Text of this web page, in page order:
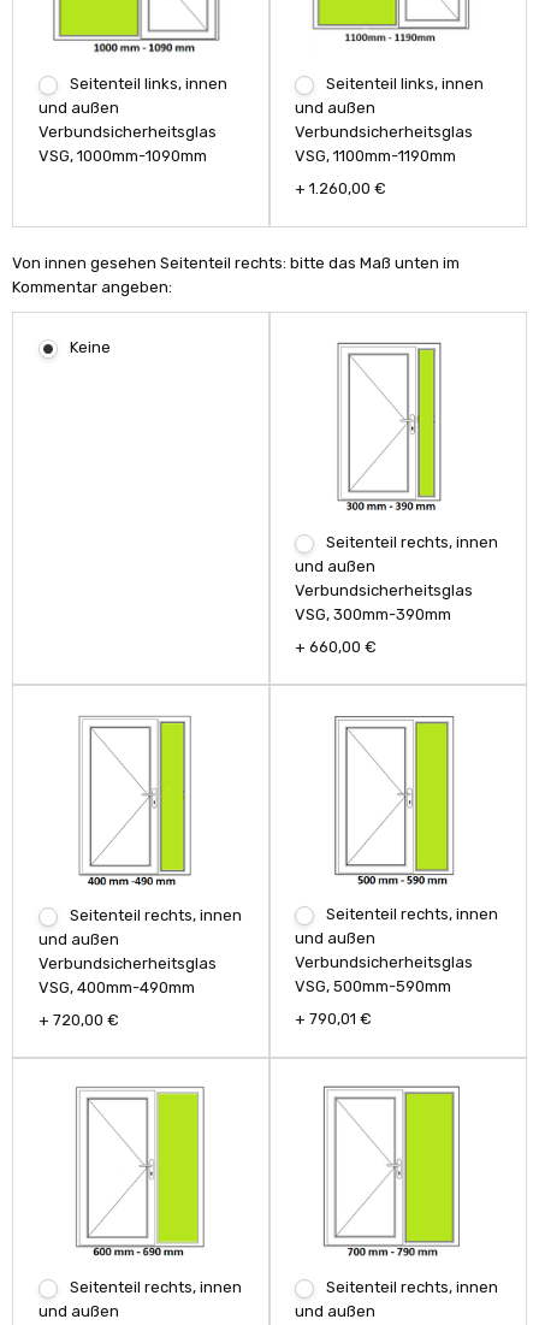
Seitenteil links, innen
und außen
Verbundsicherheitsglas
VSG, 1000mm-1090mm
Seitenteil links, innen
und außen
Verbundsicherheitsglas
VSG, 1100mm-1190mm
+ 1.260,00 €
Von innen gesehen Seitenteil rechts: bitte das Maß unten im
Kommentar angeben:
Keine
Seitenteil rechts, innen
und außen
Verbundsicherheitsglas
VSG, 300mm-390mm
+ 660,00 €
Seitenteil rechts, innen
und außen
Verbundsicherheitsglas
VSG, 400mm-490mm
+ 720,00 €
Seitenteil rechts, innen
und außen
Verbundsicherheitsglas
VSG, 500mm-590mm
+ 790,01 €
Seitenteil rechts, innen
und außen
Seitenteil rechts, innen
und außen